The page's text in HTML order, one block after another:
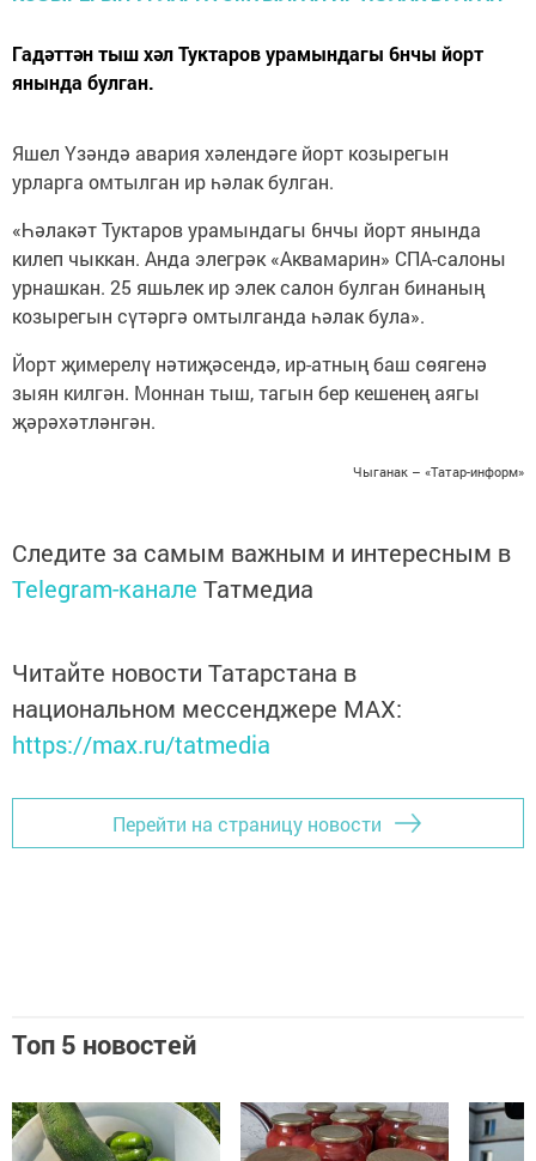
Гадәттән тыш хәл Туктаров урамындагы 6нчы йорт
янында булган.
Яшел Үзәндә авария хәлендәге йорт козырегын
урларга омтылган ир һәлак булган.
«Һәлакәт Туктаров урамындагы 6нчы йорт янында
килеп чыккан. Анда элегрәк «Аквамарин» СПА-салоны
урнашкан. 25 яшьлек ир элек салон булган бинаның
козырегын сүтәргә омтылганда һәлак була».
Йорт җимерелү нәтиҗәсендә, ир-атның баш сөягенә
зыян килгән. Моннан тыш, тагын бер кешенең аягы
җәрәхәтләнгән.
Чыганак – «Татар-информ»
Следите за самым важным и интересным в
Telegram-канале Татмедиа
Читайте новости Татарстана в
национальном мессенджере MАХ:
https://max.ru/tatmedia
Перейти на страницу новости
Топ 5 новостей